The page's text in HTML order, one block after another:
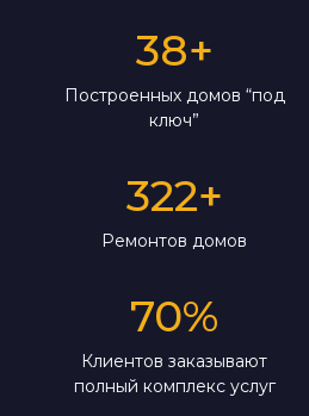
38+
Построенных домов “под
ключ”
322+
Ремонтов домов
70%
Клиентов заказывают
полный комплекс услуг